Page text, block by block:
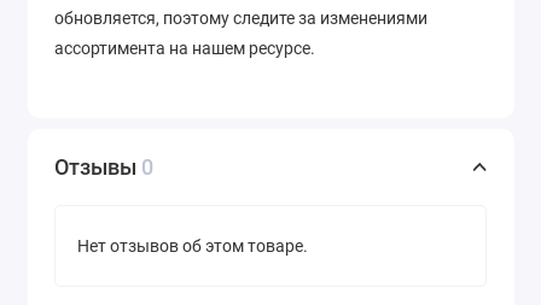
обновляется, поэтому следите за изменениями
ассортимента на нашем ресурсе.
Отзывы 0
Нет отзывов об этом товаре.